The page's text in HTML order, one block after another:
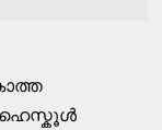
ഹൈസ്കൂൾ